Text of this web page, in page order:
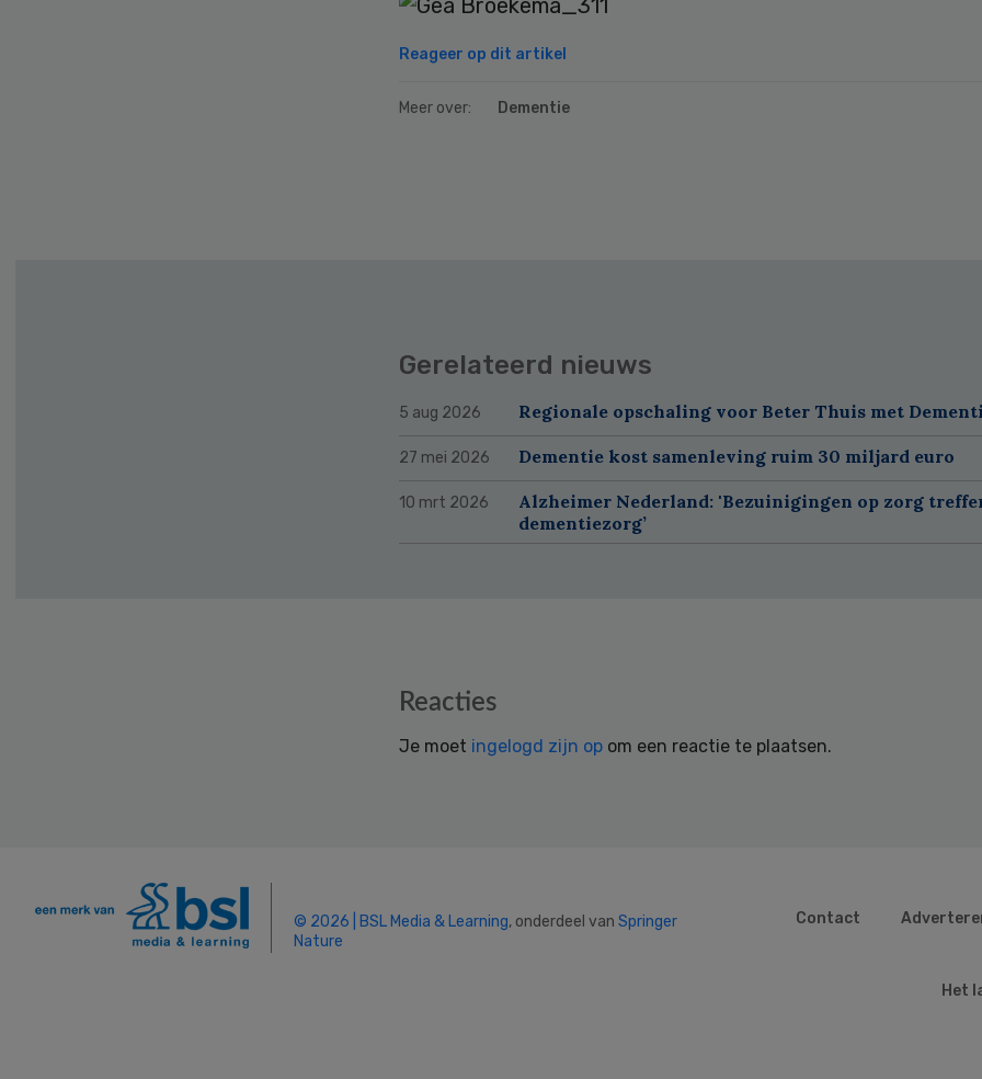
Reageer op dit artikel
Meer over: Dementie
Gerelateerd nieuws
5 aug 2026 Regionale opschaling voor Beter Thuis met
27 mei 2026 Dementie kost samenleving ruim 30 miljard euro
10 mrt 2026
Alzheimer Nederland: 'Bezuinigingen op zorg
dementiezorg’
Reacties
Je moet ingelogd zijn op om een reactie te plaatsen.
© 2026 | BSL Media & Learning, onderdeel van Springer
Nature
Contact
Het